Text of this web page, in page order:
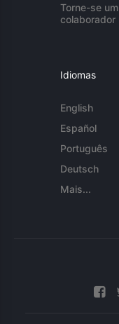
Torne-se um
colaborador
Idiomas
English
Español
Português
Deutsch
Mais...